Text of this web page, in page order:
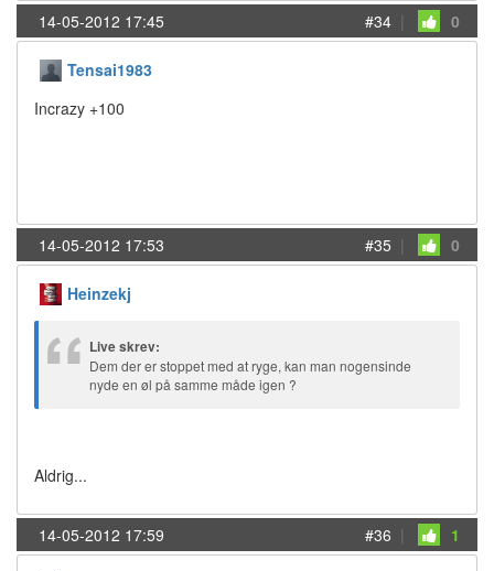
14-05-2012 17:45 #34 | 0
Tensai1983
Incrazy +100
14-05-2012 17:53 #35 | 0
Heinzekj
Live skrev:
Dem der er stoppet med at ryge, kan man nogensinde
nyde en øl på samme måde igen ?
Aldrig...
14-05-2012 17:59 #36 | 1